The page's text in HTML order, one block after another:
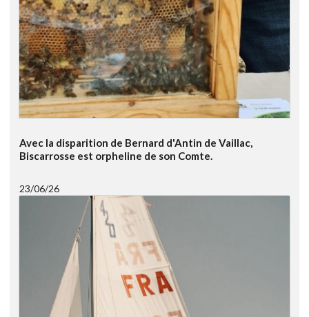
Avec la disparition de Bernard d'Antin de Vaillac,
Biscarrosse est orpheline de son Comte.
23/06/26